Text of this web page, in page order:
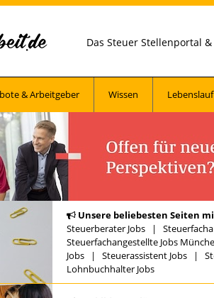
Das Steuer Stellenportal
& Arbeitgeber Wissen Lebenslauf
Unsere beliebesten Seiten
Steuerberater Jobs |
Steuerfachangestellte Jobs
Jobs | Steuerassistent Jobs |
Lohnbuchhalter Jobs